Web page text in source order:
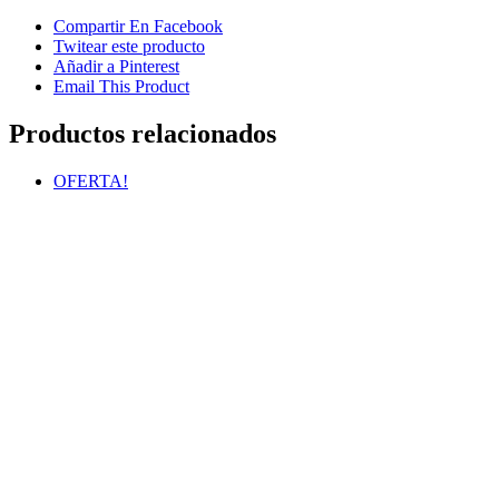
Compartir En Facebook
Twitear este producto
Añadir a Pinterest
Email This Product
Productos relacionados
OFERTA!